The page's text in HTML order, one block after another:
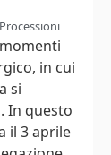
in cui
si
In questo
il 3 aprile